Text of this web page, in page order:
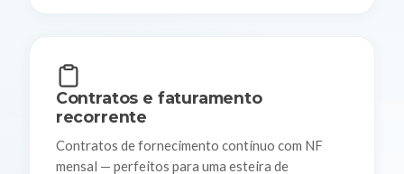
Contratos e faturamento
recorrente
Contratos de fornecimento contínuo com NF
mensal — perfeitos para uma esteira de